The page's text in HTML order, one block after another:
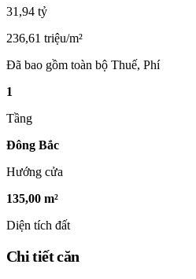
31,94 tỷ
236,61 triệu/m²
Đã bao gồm toàn bộ Thuế, Phí
1
Tầng
Đông Bắc
Hướng cửa
135,00 m²
Diện tích đất
Chi tiết căn